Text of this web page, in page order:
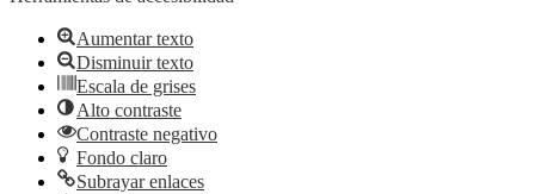
Aumentar texto
Disminuir texto
Escala de grises
Alto contraste
Contraste negativo
Fondo claro
Subrayar enlaces